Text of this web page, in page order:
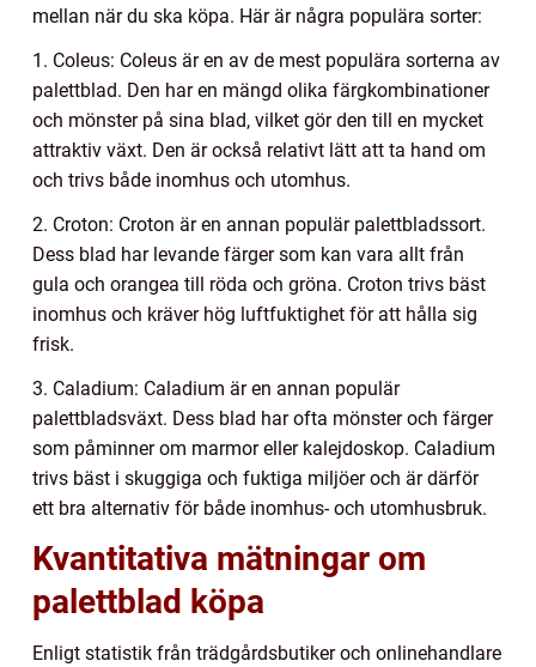
mellan när du ska köpa. Här är några populära sorter:
1. Coleus: Coleus är en av de mest populära sorterna av
palettblad. Den har en mängd olika färgkombinationer
och mönster på sina blad, vilket gör den till en mycket
attraktiv växt. Den är också relativt lätt att ta hand om
och trivs både inomhus och utomhus.
2. Croton: Croton är en annan populär palettbladssort.
Dess blad har levande färger som kan vara allt från
gula och orangea till röda och gröna. Croton trivs bäst
inomhus och kräver hög luftfuktighet för att hålla sig
frisk.
3. Caladium: Caladium är en annan populär
palettbladsväxt. Dess blad har ofta mönster och färger
som påminner om marmor eller kalejdoskop. Caladium
trivs bäst i skuggiga och fuktiga miljöer och är därför
ett bra alternativ för både inomhus- och utomhusbruk.
Kvantitativa mätningar om
palettblad köpa
Enligt statistik från trädgårdsbutiker och onlinehandlare